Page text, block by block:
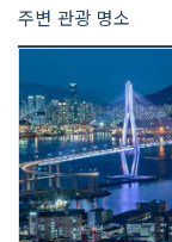
주변 관광 명소